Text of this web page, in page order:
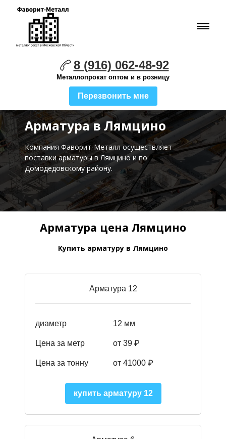
8 (916) 062-48-92
Металлопрокат оптом и в розницу
Перезвонить мне
Арматура в Лямцино
Компания Фаворит-Металл осуществляет
поставкиарматуры в Лямцино и по
Домодедовскому району.
Арматура цена Лямцино
Купить арматуру в Лямцино
Арматура 12
диаметр 12 мм
Цена за метр от 39 ₽
Цена за тонну от 41000 ₽
купить арматуру 12